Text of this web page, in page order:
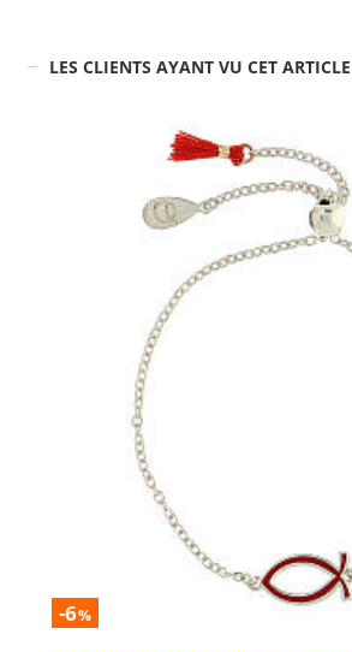
LES CLIENTS AYANT VU CET
-6%